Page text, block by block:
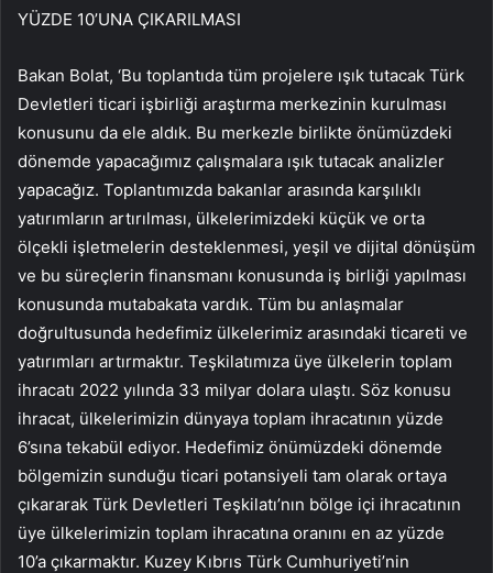
YÜZDE 10’UNA ÇIKARILMASI
Bakan Bolat, ‘Bu toplantıda tüm projelere ışık tutacak Türk
Devletleri ticari işbirliği araştırma merkezinin kurulması
konusunu da ele aldık. Bu merkezle birlikte önümüzdeki
dönemde yapacağımız çalışmalara ışık tutacak analizler
yapacağız. Toplantımızda bakanlar arasında karşılıklı
yatırımların artırılması, ülkelerimizdeki küçük ve orta
ölçekli işletmelerin desteklenmesi, yeşil ve dijital dönüşüm
ve bu süreçlerin finansmanı konusunda iş birliği yapılması
konusunda mutabakata vardık. Tüm bu anlaşmalar
doğrultusunda hedefimiz ülkelerimiz arasındaki ticareti ve
yatırımları artırmaktır. Teşkilatımıza üye ülkelerin toplam
ihracatı 2022 yılında 33 milyar dolara ulaştı. Söz konusu
ihracat, ülkelerimizin dünyaya toplam ihracatının yüzde
6’sına tekabül ediyor. Hedefimiz önümüzdeki dönemde
bölgemizin sunduğu ticari potansiyeli tam olarak ortaya
çıkararak Türk Devletleri Teşkilatı’nın bölge içi ihracatının
üye ülkelerimizin toplam ihracatına oranını en az yüzde
10’a çıkarmaktır. Kuzey Kıbrıs Türk Cumhuriyeti’nin